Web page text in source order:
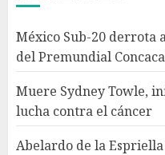
México Sub-20 derrota
del Premundial
Muere Sydney Towle,
lucha contra el cáncer
Abelardo de la
4